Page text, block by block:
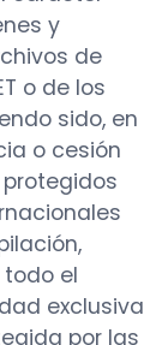
y
de
o de los
sido, en
o cesión
el
exclusiva
por las